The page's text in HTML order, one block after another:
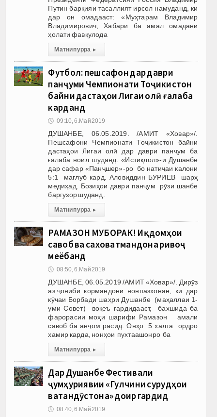
Путин барқияи тасаллият ирсол намуданд, ки
дар он омадааст: «Муҳтарам Владимир
Владимирович, Хабари ба амал омадани
ҳолати фавқулода
Матни пурра ▸
Футбол: пешсафон дар даври
панҷуми Чемпионати Тоҷикистон
байни дастаҳои Лигаи олӣ ғалаба
карданд
🕔 09:10, 6.Май 2019
ДУШАНБЕ, 06.05.2019. /АМИТ «Ховар»/.
Пешсафони Чемпионати Тоҷикистон байни
дастаҳои Лигаи олӣ дар даври панҷум ба
ғалаба ноил шуданд. «Истиқлол»-и Душанбе
дар сафар «Панҷшер»-ро бо натиҷаи калони
5:1 мағлуб кард. Аловиддин БӮРИЕВ шарҳ
медиҳад. Бозиҳои даври панҷум рӯзи шанбе
баргузор шуданд.
Матни пурра ▸
РАМАЗОН МУБОРАК! Иқдомҳои
савоб ва саховатмандона ривоҷ
меёбанд
🕔 08:50, 6.Май 2019
ДУШАНБЕ, 06.05.2019 /АМИТ «Ховар»/. Дирӯз
аз ҷониби кормандони нонпазхонае, ки дар
кӯчаи Борбади шаҳри Душанбе (маҳаллаи 1-
уми Совет) воқеъ гардидааст, бахшида ба
фарорасии моҳи шарифи Рамазон амали
савоб ба анҷом расид. Онҳо 5 халта ордро
хамир карда, нонҳои пухтаашонро ба
Матни пурра ▸
Дар Душанбе Фестивали
ҷумҳуриявии «Гулчини сурудҳои
ватандӯстона» доир гардид
🕔 08:40, 6.Май 2019